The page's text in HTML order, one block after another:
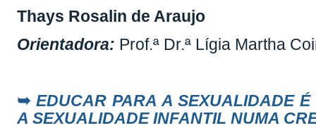
Thays Rosalin de Araujo
Orientadora: Prof.ª Dr.ª Lígia Martha
➥ EDUCAR PARA A SEXUALIDADE
A SEXUALIDADE INFANTIL NUMA